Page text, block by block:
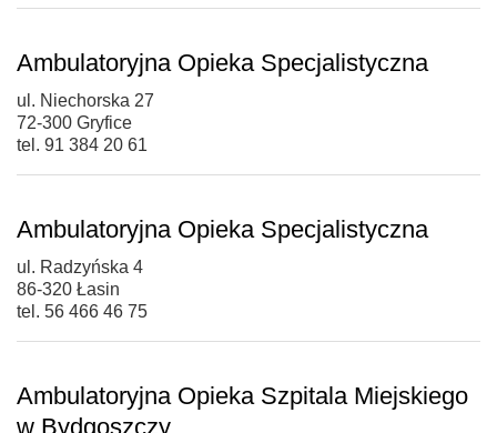
Ambulatoryjna Opieka Specjalistyczna
ul. Niechorska 27
72-300 Gryfice
tel. 91 384 20 61
Ambulatoryjna Opieka Specjalistyczna
ul. Radzyńska 4
86-320 Łasin
tel. 56 466 46 75
Ambulatoryjna Opieka Szpitala Miejskiego
w Bydgoszczy